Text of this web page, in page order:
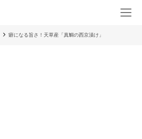
癖になる旨さ！天草産「真鯛の西京漬け」